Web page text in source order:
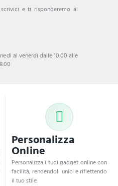
scrivici e ti risponderemo al
al venerdì dalle 10.00 alle
Personalizza
Online
Personalizza i tuoi gadget online con
facilità, rendendoli unici e riflettendo
il tuo stile.